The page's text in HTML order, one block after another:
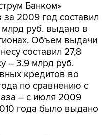
Банком»
2009 год составил
млрд руб. выдано в
Объем выдачи
составил 27,8
– 3,9 млрд руб.
кредитов во
по сравнению с
– с июля 2009
года было выдано